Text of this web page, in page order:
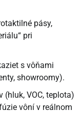
pásy,
pri
s vôňami
showroomy).
(hluk, VOC, teplota)
vôní v reálnom